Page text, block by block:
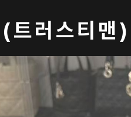
러스티맨)